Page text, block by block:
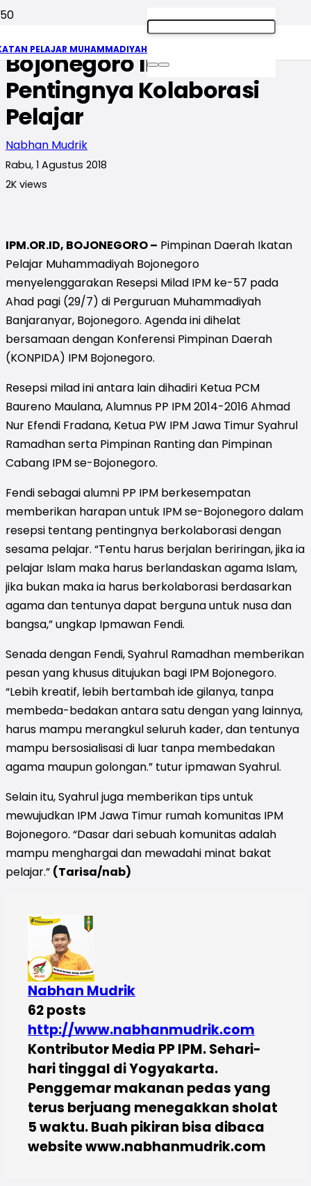
PELAJAR MUHAMMADIYAH
Resepsi Milad IPM ke-57 di
Bojonegoro Ingatkan
Pentingnya Kolaborasi
Pelajar
Nabhan Mudrik
Rabu, 1 Agustus 2018
2K views
IPM.OR.ID, BOJONEGORO – Pimpinan Daerah Ikatan
Pelajar Muhammadiyah Bojonegoro
menyelenggarakan Resepsi Milad IPM ke-57 pada
Ahad pagi (29/7) di Perguruan Muhammadiyah
Banjaranyar, Bojonegoro. Agenda ini dihelat
bersamaan dengan Konferensi Pimpinan Daerah
(KONPIDA) IPM Bojonegoro.
Resepsi milad ini antara lain dihadiri Ketua PCM
Baureno Maulana, Alumnus PP IPM 2014-2016 Ahmad
Nur Efendi Fradana, Ketua PW IPM Jawa Timur Syahrul
Ramadhan serta Pimpinan Ranting dan Pimpinan
Cabang IPM se-Bojonegoro.
Fendi sebagai alumni PP IPM berkesempatan
memberikan harapan untuk IPM se-Bojonegoro dalam
resepsi tentang pentingnya berkolaborasi dengan
sesama pelajar. “Tentu harus berjalan beriringan, jika ia
pelajar Islam maka harus berlandaskan agama Islam,
jika bukan maka ia harus berkolaborasi berdasarkan
agama dan tentunya dapat berguna untuk nusa dan
bangsa,” ungkap Ipmawan Fendi.
Senada dengan Fendi, Syahrul Ramadhan memberikan
pesan yang khusus ditujukan bagi IPM Bojonegoro.
“Lebih kreatif, lebih bertambah ide gilanya, tanpa
membeda-bedakan antara satu dengan yang lainnya,
harus mampu merangkul seluruh kader, dan tentunya
mampu bersosialisasi di luar tanpa membedakan
agama maupun golongan.” tutur ipmawan Syahrul.
Selain itu, Syahrul juga memberikan tips untuk
mewujudkan IPM Jawa Timur rumah komunitas IPM
Bojonegoro. “Dasar dari sebuah komunitas adalah
mampu menghargai dan mewadahi minat bakat
pelajar.” (Tarisa/nab)
Nabhan Mudrik
62 posts
http://www.nabhanmudrik.com
Kontributor Media PP IPM. Sehari-
hari tinggal di Yogyakarta.
Penggemar makanan pedas yang
terus berjuang menegakkan sholat
5 waktu. Buah pikiran bisa dibaca
website www.nabhanmudrik.com